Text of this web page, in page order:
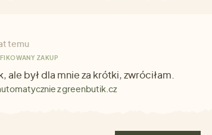
temu
ZAKUP
ale był dla mnie za krótki, zwróciłam.
z greenbutik.cz